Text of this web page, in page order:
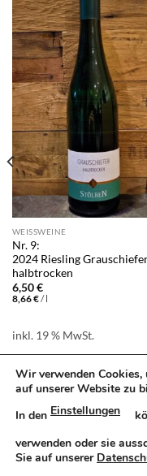
WEISSWEINE
Nr. 9:
2024 Riesling
halbtrocken
6,50€
8,66€/l
inkl. 19 % MwSt.
Produkt enthält: 0,75 l
LIEFER-
Wir verwenden
auf unserer Website zu
In den Einstellungen
verwenden oder sie
Sie auf unserer